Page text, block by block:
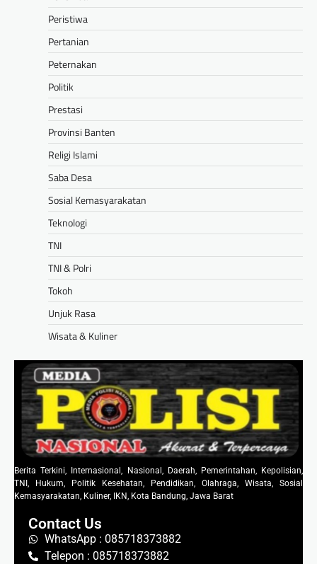
Peristiwa
Pertanian
Peternakan
Politik
Prestasi
Provinsi Banten
Religi Islami
Saba Desa
Sosial Kemasyarakatan
Teknologi
TNI
TNI & Polri
Tokoh
Unjuk Rasa
Wisata & Kuliner
Berita Terkini, Internasional, Nasional, Daerah, Pemerintahan, Kepolisian,
TNI, Hukum, Politik Kesehatan, Pendidikan, Olahraga, Wisata, Sosial
Kemasyarakatan, Kuliner, IKN, Kota Bandung, Jawa Barat
Contact Us
WhatsApp : 085718373882
Telepon : 085718373882